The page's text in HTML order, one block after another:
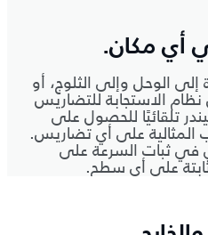
أي مكان.
الوحل وإلى الثلوج، أو
الاستجابة للتضاريس
تلقائيًا للحصول على
المثالية على أي تضاريس.
في ثبات السرعة على
على أي سطح.